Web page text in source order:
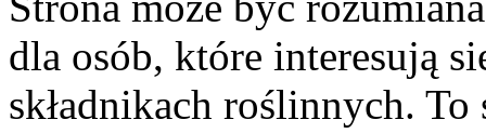
dla osób, które interesują
składnikach roślinnych.